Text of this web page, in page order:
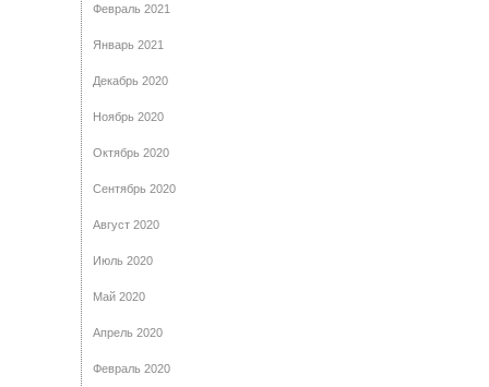
Февраль 2021
Январь 2021
Декабрь 2020
Ноябрь 2020
Октябрь 2020
Сентябрь 2020
Август 2020
Июль 2020
Май 2020
Апрель 2020
Февраль 2020